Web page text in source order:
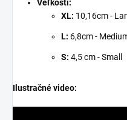
Veľkosti:
XL: 10,16cm -
L: 6,8cm -
S: 4,5 cm - Small
Ilustračné video: